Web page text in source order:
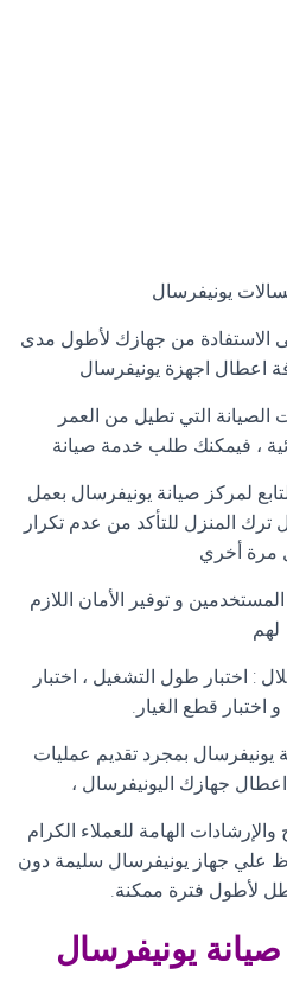
يونيفرسال
الاستفادة من جهازك لأطول مدى
اعطال اجهزة يونيفرسال
التي تطيل من العمر
، فيمكنك طلب خدمة صيانة
لمركز صيانة يونيفرسال بعمل
ترك المنزل للتأكد من عدم تكرار
مرة أخري
و توفير الأمان اللازم
لهم
: اختبار طول التشغيل ، اختبار
و اختبار قطع الغيار
يونيفرسال بمجرد تقديم عمليات
اعطال جهازك اليونيفرسال ،
الهامة للعملاء الكرام
علي جهاز يونيفرسال سليمة دون
لأطول فترة ممكنة
يونيفرسال